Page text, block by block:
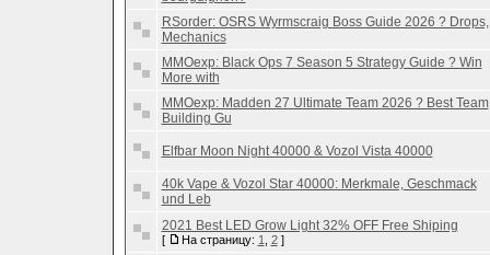
RSorder: OSRS Wyrmscraig Boss Guide 2026 ? Drops,
Mechanics
MMOexp: Black Ops 7 Season 5 Strategy Guide ? Win
More with
MMOexp: Madden 27 Ultimate Team 2026 ? Best Team
Building Gu
Elfbar Moon Night 40000 & Vozol Vista 40000
40k Vape & Vozol Star 40000: Merkmale, Geschmack
und Leb
2021 Best LED Grow Light 32% OFF Free Shiping
[ На страницу: 1 2]